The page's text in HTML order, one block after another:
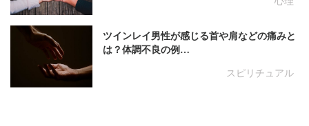
スピリチュアル
ツインレイ男性が感じる首や肩などの痛みと
は？体調不良の例…